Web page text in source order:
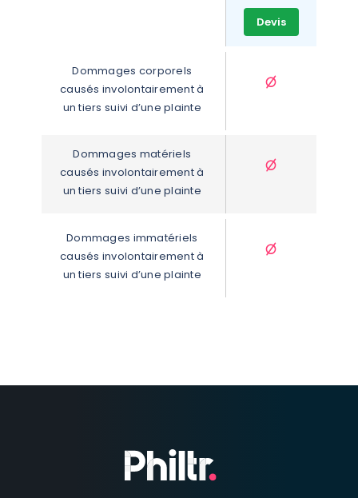
Devis
Dommages corporels
causés involontairement à
un tiers suivi d’une plainte
Dommages matériels
causés involontairement à
un tiers suivi d’une plainte
Dommages immatériels
causés involontairement à
un tiers suivi d’une plainte